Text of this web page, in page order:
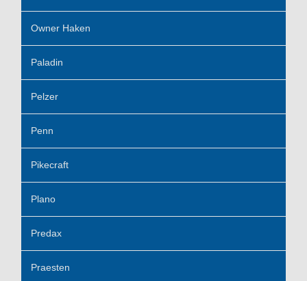
Owner Haken
Paladin
Pelzer
Penn
Pikecraft
Plano
Predax
Praesten